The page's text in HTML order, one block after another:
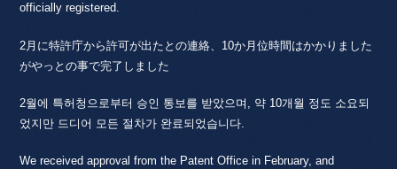
officially registered.
2月に特許庁から許可が出たとの連絡、10か月位時間はかかりました
がやっとの事で完了しました
2월에 특허청으로부터 승인 통보를 받았으며, 약 10개월 정도 소요되
었지만 드디어 모든 절차가 완료되었습니다.
We received approval from the Patent Office in February, and